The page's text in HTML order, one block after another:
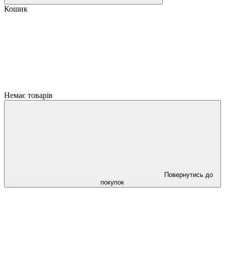
Кошик
Немає товарів
Повернутись до
покупок